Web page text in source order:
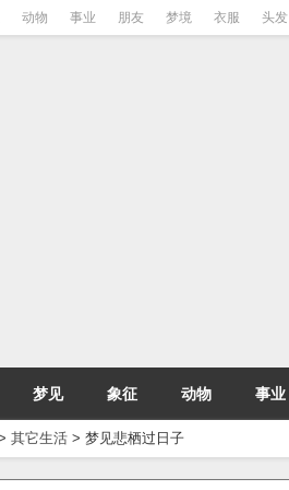
动物 事业 朋友 梦境 衣服 头发
梦见 象征 动物 事业
其它生活 > 梦见悲栖过日子